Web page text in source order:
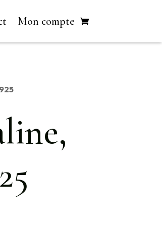
Mon compte